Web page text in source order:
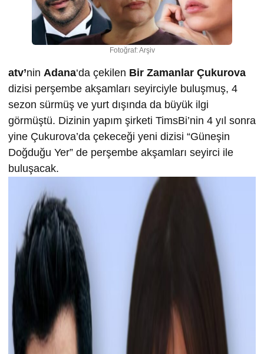
Fotoğraf: Arşiv
atv’nin Adana‘da çekilen Bir Zamanlar Çukurova
dizisi perşembe akşamları seyirciyle buluşmuş, 4
sezon sürmüş ve yurt dışında da büyük ilgi
görmüştü. Dizinin yapım şirketi TimsBi’nin 4 yıl sonra
yine Çukurova’da çekeceği yeni dizisi “Güneşin
Doğduğu Yer” de perşembe akşamları seyirci ile
buluşacak.